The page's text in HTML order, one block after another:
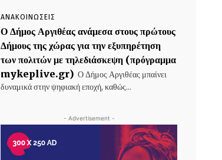
ΑΝΑΚΟΙΝΩΣΕΙΣ
Ο Δήμος Αργιθέας ανάμεσα στους πρώτους
Δήμους της χώρας για την εξυπηρέτηση
των πολιτών με τηλεδιάσκεψη (πρόγραμμα
mykeplive.gr) Ο Δήμος Αργιθέας μπαίνει
δυναμικά στην ψηφιακή εποχή, καθώς...
- Advertisement -